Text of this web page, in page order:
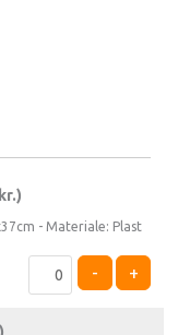
kr.)
- Materiale: Plast
- +